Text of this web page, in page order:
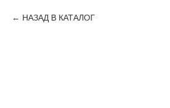
НАЗАД В КАТАЛОГ